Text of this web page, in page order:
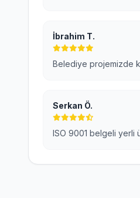
İbrahim T.
Belediye projemizde
Serkan Ö.
ISO 9001 belgeli yerli